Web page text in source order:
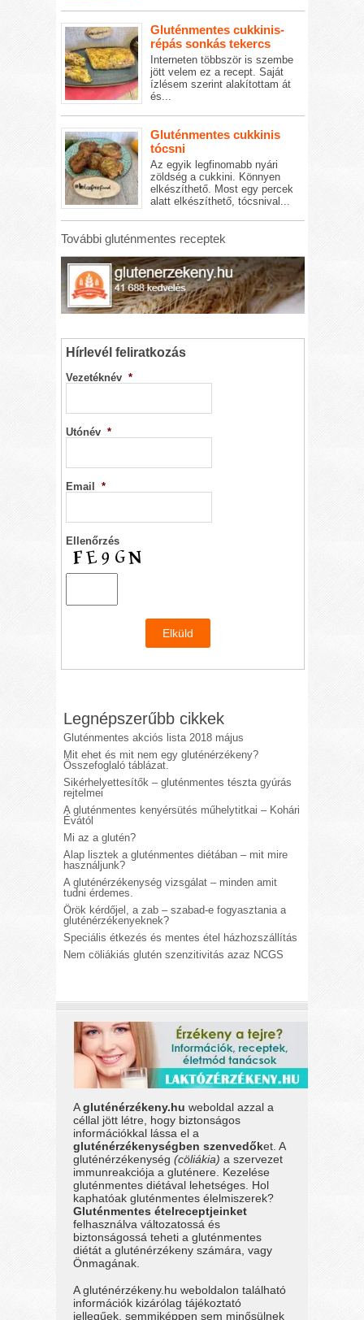
Gluténmentes cukkinis-
répás sonkás tekercs
Interneten többször is szembe
jött velem ez a recept. Saját
ízlésem szerint alakítottam át
és...
Gluténmentes cukkinis
tócsni
Az egyik legfinomabb nyári
zöldség a cukkini. Könnyen
elkészíthető. Most egy percek
alatt elkészíthető, tócsnival...
További gluténmentes receptek
Hírlevél feliratkozás
Vezetéknév *
Utónév *
Email *
Ellenőrzés
Legnépszerűbb cikkek
Gluténmentes akciós lista 2018 május
Mit ehet és mit nem egy gluténérzékeny?
Összefoglaló táblázat.
Sikérhelyettesítők – gluténmentes tészta gyúrás
rejtelmei
A gluténmentes kenyérsütés műhelytitkai – Kohári
Évától
Mi az a glutén?
Alap lisztek a gluténmentes diétában – mit mire
használjunk?
A gluténérzékenység vizsgálat – minden amit
tudni érdemes.
Örök kérdőjel, a zab – szabad-e fogyasztania a
gluténérzékenyeknek?
Speciális étkezés és mentes étel házhozszállítás
Nem cöliákiás glutén szenzitivitás azaz NCGS
Agluténérzékeny.hu weboldal azzal a
céllal jött létre, hogy biztonságos
információkkal lássa el a
gluténérzékenységben szenvedőket. A
gluténérzékenység(cöliákia) a szervezet
immunreakciója a gluténere. Kezelése
gluténmentes diétával lehetséges. Hol
kaphatóak gluténmentes élelmiszerek?
Gluténmentes ételreceptjeinket
felhasználva változatossá és
biztonságossá teheti a gluténmentes
diétát a gluténérzékeny számára, vagy
Önmagának.
A gluténérzékeny.hu weboldalon található
információk kizárólag tájékoztató
jellegűek, semmiképpen sem minősülnek